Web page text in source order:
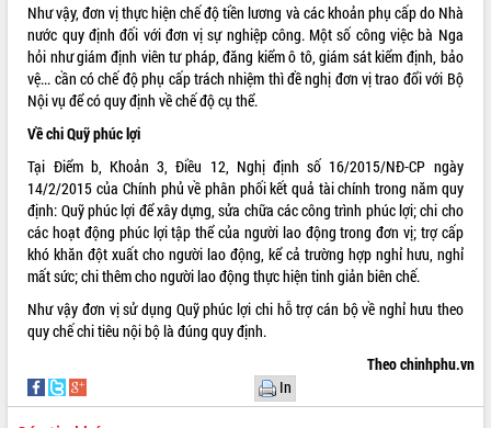
Như vậy, đơn vị thực hiện chế độ tiền lương và các khoản phụ cấp do Nhà
nước quy định đối với đơn vị sự nghiệp công. Một số công việc bà Nga
hỏi như giám định viên tư pháp, đăng kiểm ô tô, giám sát kiểm định, bảo
vệ... cần có chế độ phụ cấp trách nhiệm thì đề nghị đơn vị trao đổi với Bộ
Nội vụ để có quy định về chế độ cụ thể.
Về chi Quỹ phúc lợi
Tại Điểm b, Khoản 3, Điều 12, Nghị định số 16/2015/NĐ-CP ngày
14/2/2015 của Chính phủ về phân phối kết quả tài chính trong năm quy
định: Quỹ phúc lợi để xây dựng, sửa chữa các công trình phúc lợi; chi cho
các hoạt động phúc lợi tập thể của người lao động trong đơn vị; trợ cấp
khó khăn đột xuất cho người lao động, kể cả trường hợp nghỉ hưu, nghỉ
mất sức; chi thêm cho người lao động thực hiện tinh giản biên chế.
Như vậy đơn vị sử dụng Quỹ phúc lợi chi hỗ trợ cán bộ về nghỉ hưu theo
quy chế chi tiêu nội bộ là đúng quy định.
Theo chinhphu.vn
In